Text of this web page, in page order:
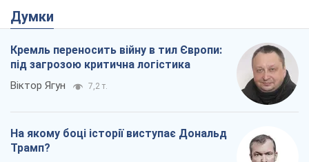
Думки
Кремль переносить війну в тил Європи:
під загрозою критична логістика
Віктор Ягун 7,2 т.
На якому боці історії виступає Дональд
Трамп?